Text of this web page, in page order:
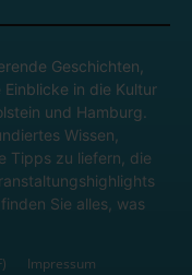
Geschichten,
in die Kultur
und Hamburg.
Wissen,
Tipps zu liefern, die
Sie alles, was
Impressum